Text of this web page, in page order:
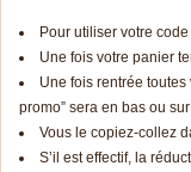
Pour utiliser votre
Une fois votre panier
Une fois rentrée
promo” sera en bas ou
Vous le copiez-collez
S’il est effectif, la